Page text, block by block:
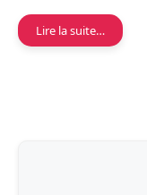
Lire la suite…